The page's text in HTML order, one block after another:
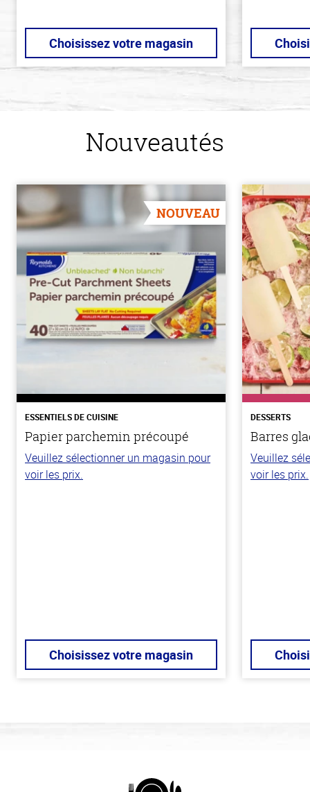
Choisissez votre magasin
Nouveautés
NOUVEAU
ESSENTIELS DE CUISINE
Papier parchemin précoupé
Veuillez sélectionner un magasin pour
voir les prix.
Choisissez votre magasin
DESSERTS
Barres
Veuillez
voir les prix.